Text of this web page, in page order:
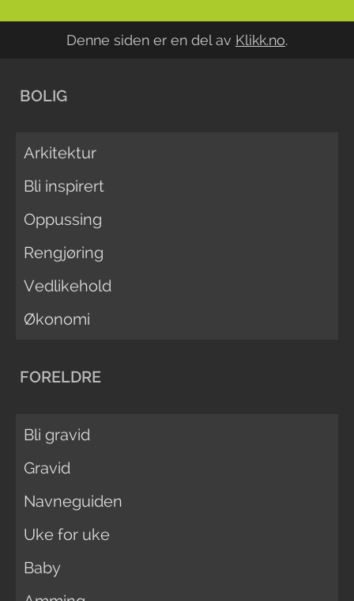
Denne siden er en del av Klikk.no.
BOLIG
Arkitektur
Bli inspirert
Oppussing
Rengjøring
Vedlikehold
Økonomi
FORELDRE
Bli gravid
Gravid
Navneguiden
Uke for uke
Baby